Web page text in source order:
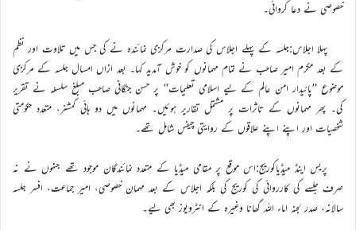
خصوصی نے دعا کروائی۔
پہلا اجلاس:جلسہ کے پہلے اجلاس کی صدارت مرکزی نمائندہ نے کی جس میں تلاوت اور نظم
کے بعد مکرم امیر صاحب نے تمام مہمانوں کو خوش آمدید کہا۔ بعد ازاں امسال جلسہ کے مرکزی
موضوع ’’پائیدار امن عالم کے لیے اسلامی تعلیمات‘‘ پر حسن جنگانی صاحب مبلغ سلسلہ نے تقریر
کی۔ پھر مہمانوں کے تاثرات پر مشتمل تقاریر ہوئیں۔ مہمانوں میں دو ہائی کمشنر، متعدد حکومتی
شخصیات اور اپنے اپنے علاقوں کے روایتی چیفس شامل تھے۔
پریس اینڈ میڈیاکوریج:اس موقع پر مقامی میڈیا کے متعدد نمائندگان موجود تھے جنہوں نے نہ
صرف جلسے کی کارروائی کی کوریج کی بلکہ اجلاس کے بعد مہمان خصوصی، امیر جماعت، افسر جلسہ
سالانہ، صدر لجنہ اماء اللہ گھانا وغیرہ کے انٹرویوز بھی لیے۔